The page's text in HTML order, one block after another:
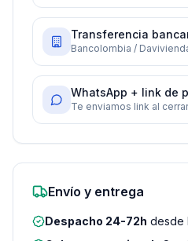
Transferencia
Bancolombia /
WhatsApp + link de
Te enviamos link al cerrar
Envío y entrega
Despacho 24-72h desde